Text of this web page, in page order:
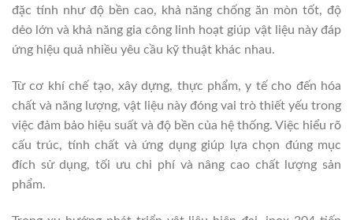
đặc tính như độ bền cao, khả năng chống ăn mòn tốt, độ
dẻo lớn và khả năng gia công linh hoạt giúp vật liệu này đáp
ứng hiệu quả nhiều yêu cầu kỹ thuật khác nhau.
Từ cơ khí chế tạo, xây dựng, thực phẩm, y tế cho đến hóa
chất và năng lượng, vật liệu này đóng vai trò thiết yếu trong
việc đảm bảo hiệu suất và độ bền của hệ thống. Việc hiểu rõ
cấu trúc, tính chất và ứng dụng giúp lựa chọn đúng mục
đích sử dụng, tối ưu chi phí và nâng cao chất lượng sản
phẩm.